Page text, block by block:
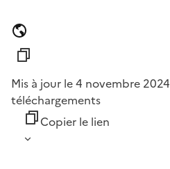
Mis à jour le 4 novembre 2024
téléchargements
Copier le lien